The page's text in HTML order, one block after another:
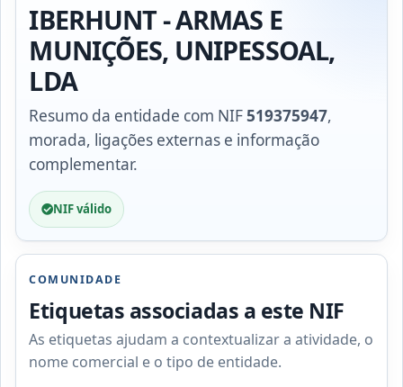
IBERHUNT - ARMAS E
MUNIÇÕES, UNIPESSOAL,
LDA
Resumo da entidade com NIF519375947,
morada, ligações externas e informação
complementar.
NIF válido
COMUNIDADE
Etiquetas associadas a este NIF
As etiquetas ajudam a contextualizar a atividade, o
nome comercial e o tipo de entidade.